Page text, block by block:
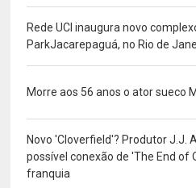
Rede UCI inaugura novo
ParkJacarepaguá, no Rio de
Morre aos 56 anos o ator sueco
Novo 'Cloverfield'? Produtor J.J.
possível conexão de 'The End of
franquia